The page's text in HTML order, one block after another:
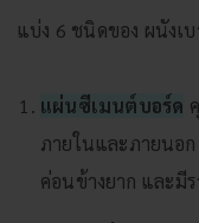
แบ่ง 6 ชนิดของ ผนังเ
แผ่นซีเมนต์บอร์ด
ภายในและภายนอ
ค่อนข้างยาก และมีร